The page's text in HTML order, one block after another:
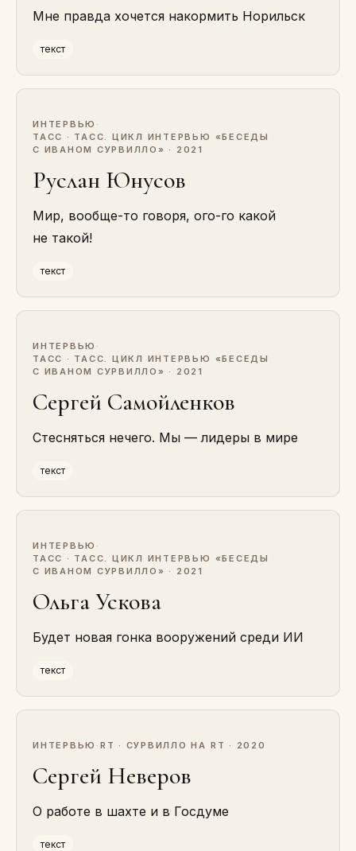
Мне правда хочется накормить Норильск
текст
ИНТЕРВЬЮ ·
ТАСС · ТАСС. ЦИКЛ ИНТЕРВЬЮ «БЕСЕДЫ
С ИВАНОМ СУРВИЛЛО» · 2021
Руслан Юнусов
Мир, вообще-то говоря, ого-го какой
не такой!
текст
ИНТЕРВЬЮ ·
ТАСС · ТАСС. ЦИКЛ ИНТЕРВЬЮ «БЕСЕДЫ
С ИВАНОМ СУРВИЛЛО» · 2021
Сергей Самойленков
Стесняться нечего. Мы — лидеры в мире
текст
ИНТЕРВЬЮ ·
ТАСС · ТАСС. ЦИКЛ ИНТЕРВЬЮ «БЕСЕДЫ
С ИВАНОМ СУРВИЛЛО» · 2021
Ольга Ускова
Будет новая гонка вооружений среди ИИ
текст
ИНТЕРВЬЮ · RT · СУРВИЛЛО НА RT · 2020
Сергей Неверов
О работе в шахте и в Госдуме
текст